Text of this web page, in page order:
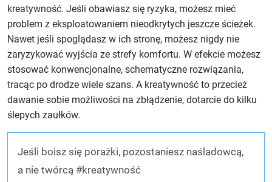
kreatywność. Jeśli obawiasz się ryzyka, możesz mieć
problem z eksploatowaniem nieodkrytych jeszcze ścieżek.
Nawet jeśli spoglądasz w ich stronę, możesz nigdy nie
zaryzykować wyjścia ze strefy komfortu. W efekcie możesz
stosować konwencjonalne, schematyczne rozwiązania,
tracąc po drodze wiele szans. A kreatywność to przecież
dawanie sobie możliwości na zbłądzenie, dotarcie do kilku
ślepych zaułków.
Jeśli boisz się porażki, pozostaniesz naśladowcą,
a nie twórcą #kreatywność